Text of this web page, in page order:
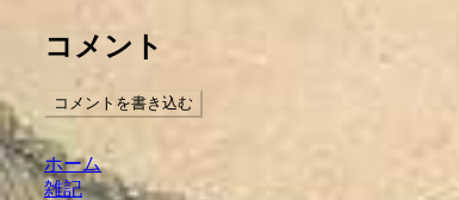
コメント
コメントを書き込む
ホーム
雑記